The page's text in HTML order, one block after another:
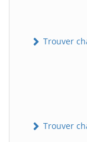
Trouver
Trouver